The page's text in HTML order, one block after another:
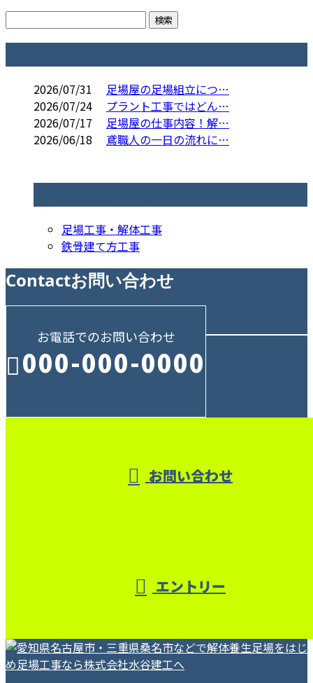
2026/07/31
足場屋の足場組立につ…
2026/07/24
プラント工事ではどん…
2026/07/17
足場屋の仕事内容！解…
2026/06/18
鳶職人の一日の流れに…
足場工事・解体工事
鉄骨建て方工事
Contactお問い合わせ
お電話でのお問い合わせ
000-000-0000
お問い合わせ
エントリー